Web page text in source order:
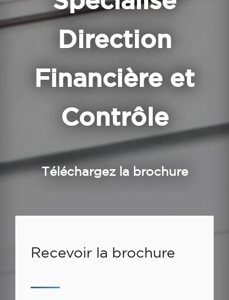
Direction
Financière et
Contrôle
Téléchargez la brochure
Recevoir la brochure